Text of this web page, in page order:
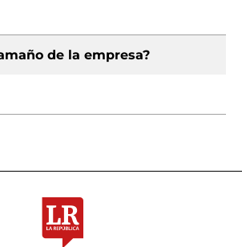
de la empresa?